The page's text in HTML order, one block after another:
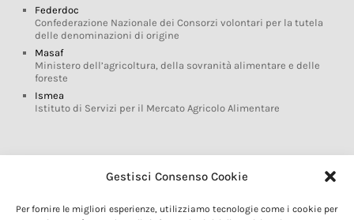
Gestisci Consenso Cookie
Per fornire le migliori esperienze, utilizziamo tecnologie come i cookie per
Federdoc
Confederazione Nazionale dei Consorzi volontari per la tutela
delle denominazioni di origine
Masaf
Ministero dell’agricoltura, della sovranità alimentare e delle
foreste
Ismea
Istituto di Servizi per il Mercato Agricolo Alimentare
Glossario DOP IGP
Marchi DOP IGP